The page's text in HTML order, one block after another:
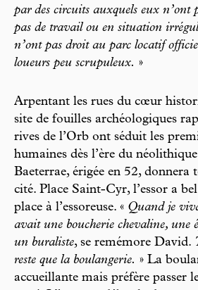
par des circuits auxquels eux n’ont
pas de travail ou en situation
n’ont pas droit au parc locatif
loueurs peu scrupuleux. »
Arpentant les rues du cœur
site de fouilles archéologiques
rives de l’Orb ont séduit les
humaines dès l’ère du
Baeterrae, érigée en 52, donnera
cité. Place Saint-Cyr, l’essor a
place à l’essoreuse. « Quand je
avait une boucherie chevaline, une
un buraliste, se remémore David.
reste que la boulangerie. » La
accueillante mais préfère passer